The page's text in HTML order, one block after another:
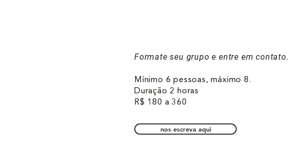
Formate seu grupo e entre em contato.
Mínimo 6 pessoas, máximo 8.
Duração 2 horas​
R$ 180 a 360
nos escreva aqui